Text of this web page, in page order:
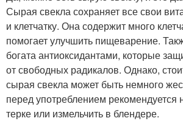
Сырая свекла сохраняет все свои
и клетчатку. Она содержит много
помогает улучшить пищеварение.
богата антиоксидантами, которые
от свободных радикалов. Однако,
сырая свекла может быть немного
перед употреблением рекомендуется
терке или измельчить в блендере.